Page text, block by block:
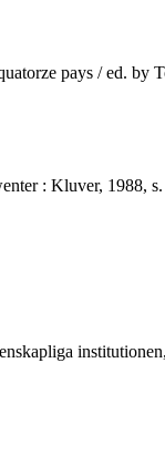
pays / ed.
: Kluver, 1988,